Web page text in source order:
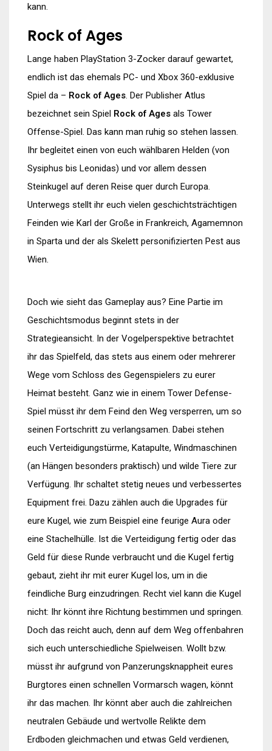
kann.
Rock of Ages
Lange haben PlayStation 3-Zocker darauf gewartet,
endlich ist das ehemals PC- und Xbox 360-exklusive
Spiel da – Rock of Ages. Der Publisher Atlus
bezeichnet sein Spiel Rock of Ages als Tower
Offense-Spiel. Das kann man ruhig so stehen lassen.
Ihr begleitet einen von euch wählbaren Helden (von
Sysiphus bis Leonidas) und vor allem dessen
Steinkugel auf deren Reise quer durch Europa.
Unterwegs stellt ihr euch vielen geschichtsträchtigen
Feinden wie Karl der Große in Frankreich, Agamemnon
in Sparta und der als Skelett personifizierten Pest aus
Wien.
Doch wie sieht das Gameplay aus? Eine Partie im
Geschichtsmodus beginnt stets in der
Strategieansicht. In der Vogelperspektive betrachtet
ihr das Spielfeld, das stets aus einem oder mehrerer
Wege vom Schloss des Gegenspielers zu eurer
Heimat besteht. Ganz wie in einem Tower Defense-
Spiel müsst ihr dem Feind den Weg versperren, um so
seinen Fortschritt zu verlangsamen. Dabei stehen
euch Verteidigungstürme, Katapulte, Windmaschinen
(an Hängen besonders praktisch) und wilde Tiere zur
Verfügung. Ihr schaltet stetig neues und verbessertes
Equipment frei. Dazu zählen auch die Upgrades für
eure Kugel, wie zum Beispiel eine feurige Aura oder
eine Stachelhülle. Ist die Verteidigung fertig oder das
Geld für diese Runde verbraucht und die Kugel fertig
gebaut, zieht ihr mit eurer Kugel los, um in die
feindliche Burg einzudringen. Recht viel kann die Kugel
nicht: Ihr könnt ihre Richtung bestimmen und springen.
Doch das reicht auch, denn auf dem Weg offenbahren
sich euch unterschiedliche Spielweisen. Wollt bzw.
müsst ihr aufgrund von Panzerungsknappheit eures
Burgtores einen schnellen Vormarsch wagen, könnt
ihr das machen. Ihr könnt aber auch die zahlreichen
neutralen Gebäude und wertvolle Relikte dem
Erdboden gleichmachen und etwas Geld verdienen,